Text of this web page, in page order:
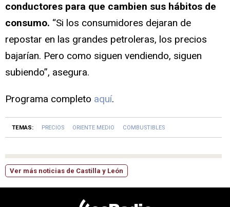
conductores para que cambien sus hábitos de
consumo. “Si los consumidores dejaran de
repostar en las grandes petroleras, los precios
bajarían. Pero como siguen vendiendo, siguen
subiendo”, asegura.
Programa completo aquí.
TEMAS: PRECIOS ORIENTE MEDIO COMBUSTIBLES
Ver más noticias de Castilla y León